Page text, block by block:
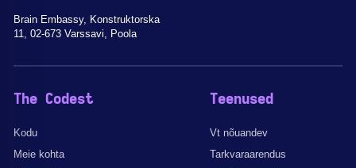
Brain Embassy, Konstruktorska
11, 02-673 Varssavi, Poola
The Codest
Kodu
Meie kohta
Teenused
Vt nõuandev
Tarkvaraarendus